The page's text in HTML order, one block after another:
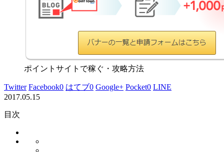
ポイントサイトで稼ぐ・攻略方法
Twitter Facebook0 はてブ0 Google+ Pocket0 LINE
2017.05.15
目次